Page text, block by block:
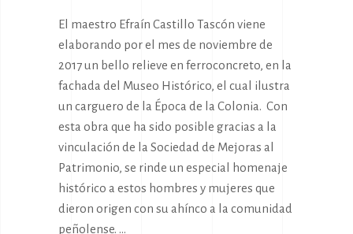
El maestro Efraín Castillo Tascón viene
elaborando por el mes de noviembre de
2017 un bello relieve en ferroconcreto, en la
fachada del Museo Histórico, el cual ilustra
un carguero de la Época de la Colonia. Con
esta obra que ha sido posible gracias a la
vinculación de la Sociedad de Mejoras al
Patrimonio, se rinde un especial homenaje
histórico a estos hombres y mujeres que
dieron origen con su ahínco a la comunidad
peñolense.